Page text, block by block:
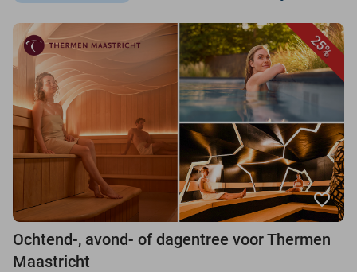
25%
favorite_border
Ochtend-, avond- of dagentree voor Thermen
Maastricht